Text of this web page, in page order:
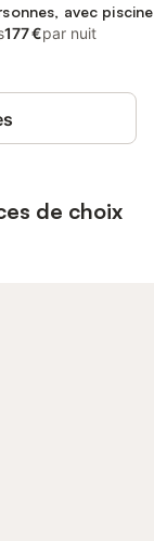
avec
177 €par nuit
de choix